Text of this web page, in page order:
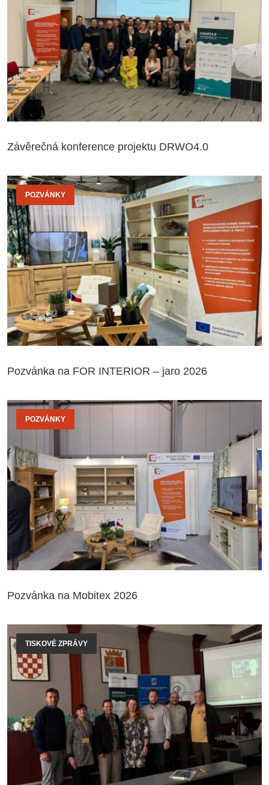
Závěrečná konference projektu DRWO4.0
POZVÁNKY
Pozvánka na FOR INTERIOR – jaro 2026
POZVÁNKY
Pozvánka na Mobitex 2026
TISKOVÉ ZPRÁVY